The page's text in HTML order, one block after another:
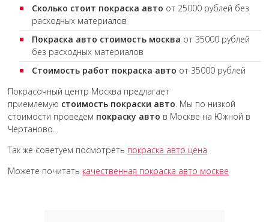
Сколько стоит покраска авто от 25000 рублей без
расходных материалов
Покраска авто стоимость москва от 35000 рублей
без расходных материалов
Стоимость работ покраска авто от 35000 рублей
Покрасочный центр Москва предлагает
приемлемую стоимость покраски авто. Мы по низкой
стоимости проведем покраску авто в Москве на Южной в
Чертаново.
Так же советуем посмотреть покраска авто цена
Можете почитать качественная покраска авто москве